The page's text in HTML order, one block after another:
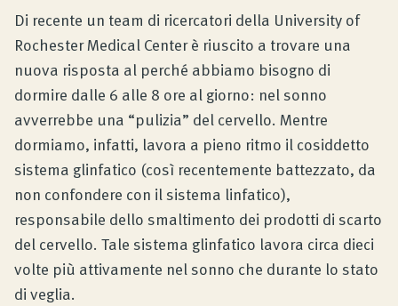
Di recente un team di ricercatori della University of
Rochester Medical Center è riuscito a trovare una
nuova risposta al perché abbiamo bisogno di
dormire dalle 6 alle 8 ore al giorno: nel sonno
avverrebbe una “pulizia” del cervello. Mentre
dormiamo, infatti, lavora a pieno ritmo il cosiddetto
sistema glinfatico (così recentemente battezzato, da
non confondere con il sistema linfatico),
responsabile dello smaltimento dei prodotti di scarto
del cervello. Tale sistema glinfatico lavora circa dieci
volte più attivamente nel sonno che durante lo stato
di veglia.